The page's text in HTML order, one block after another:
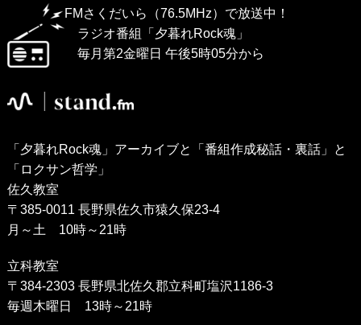
FMさくだいら（76.5MHz）で放送中！
ラジオ番組「夕暮れRock魂」
毎月第2金曜日 午後5時05分から
「夕暮れRock魂」アーカイブと「番組作成秘話・裏話」と
「ロクサン哲学」
佐久教室
〒385-0011 長野県佐久市猿久保23-4
月～土 10時～21時
立科教室
〒384-2303 長野県北佐久郡立科町塩沢1186-3
毎週木曜日 13時～21時